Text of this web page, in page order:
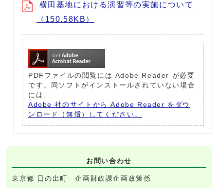
横田基地における演習等の実施について
（150.58KB）
PDFファイルの閲覧には Adobe Reader が必要
です。同ソフトがインストールされていない場合
には、
Adobe 社のサイトから Adobe Reader をダウ
ンロード（無償）してください。
お問い合わせ
東京都 日の出町 企画財政課企画政策係